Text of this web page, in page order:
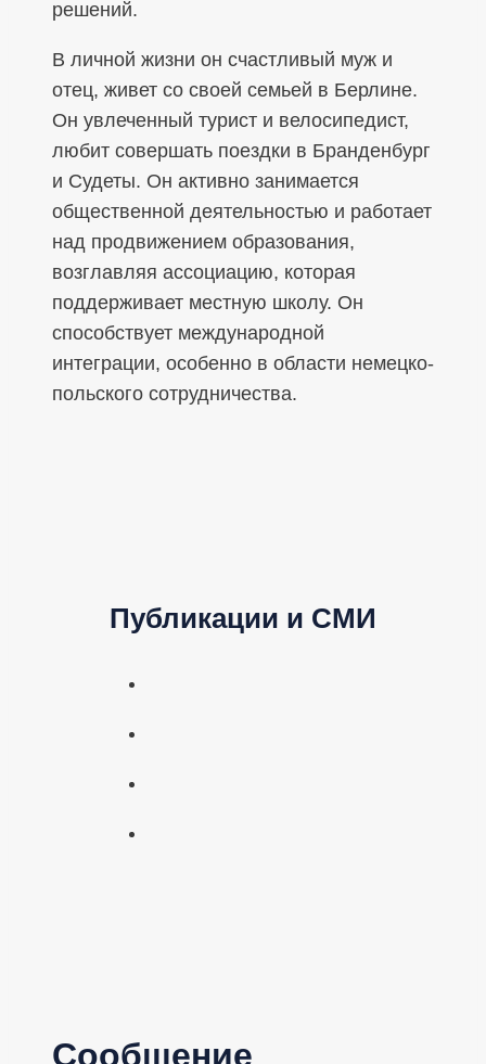
решений.
В личной жизни он счастливый муж и
отец, живет со своей семьей в Берлине.
Он увлеченный турист и велосипедист,
любит совершать поездки в Бранденбург
и Судеты. Он активно занимается
общественной деятельностью и работает
над продвижением образования,
возглавляя ассоциацию, которая
поддерживает местную школу. Он
способствует международной
интеграции, особенно в области немецко-
польского сотрудничества.
Публикации и СМИ
Сообщение